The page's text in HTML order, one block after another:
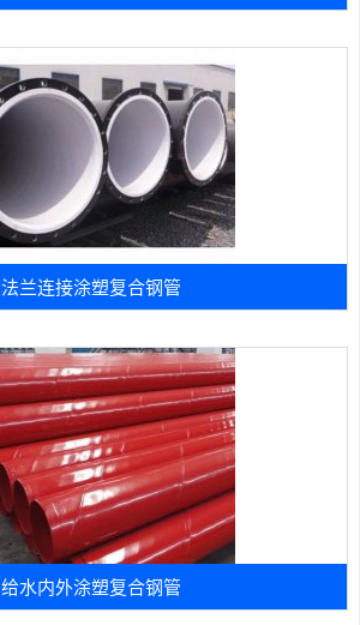
法兰连接涂塑复合钢管
给水内外涂塑复合钢管